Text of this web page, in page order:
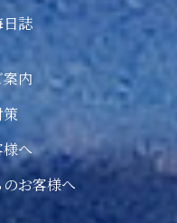
誌
内
策
へ
お客様へ